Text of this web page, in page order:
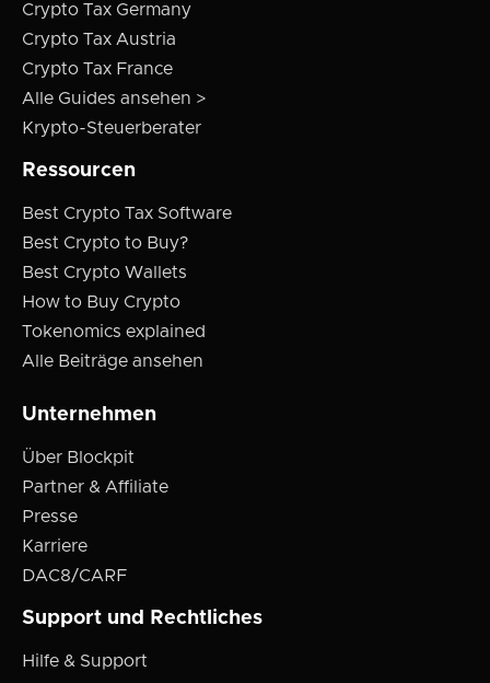
Crypto Tax Germany
Crypto Tax Austria
Crypto Tax France
Alle Guides ansehen >
Krypto-Steuerberater
Ressourcen
Best Crypto Tax Software
Best Crypto to Buy?
Best Crypto Wallets
How to Buy Crypto
Tokenomics explained
Alle Beiträge ansehen
Unternehmen
Über Blockpit
Partner & Affiliate
Presse
Karriere
DAC8/CARF
Support und Rechtliches
Hilfe & Support